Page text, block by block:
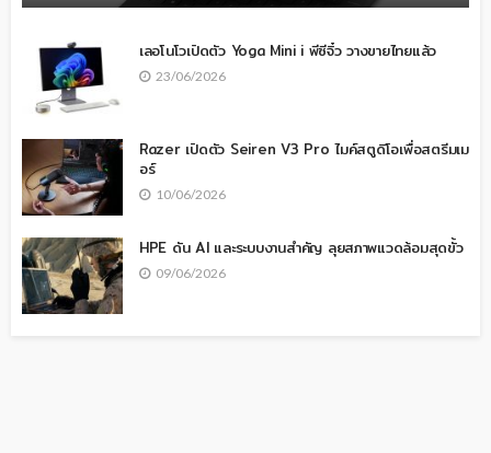
เลอโนโวเปิดตัว Yoga Mini i พีซีจิ๋ว วางขายไทยแล้ว
23/06/2026
Razer เปิดตัว Seiren V3 Pro ไมค์สตูดิโอเพื่อสตรีมเม
อร์
10/06/2026
HPE ดัน AI และระบบงานสำคัญ ลุยสภาพแวดล้อมสุดขั้ว
09/06/2026